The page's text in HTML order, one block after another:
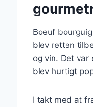
Boeuf
blev retten
og vin. Det var
blev hurtigt
I takt med at